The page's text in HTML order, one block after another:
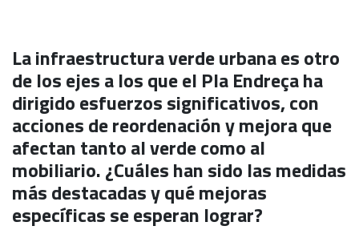
La infraestructura verde urbana es otro
de los ejes a los que el Pla Endreça ha
dirigido esfuerzos significativos, con
acciones de reordenación y mejora que
afectan tanto al verde como al
mobiliario. ¿Cuáles han sido las medidas
más destacadas y qué mejoras
específicas se esperan lograr?